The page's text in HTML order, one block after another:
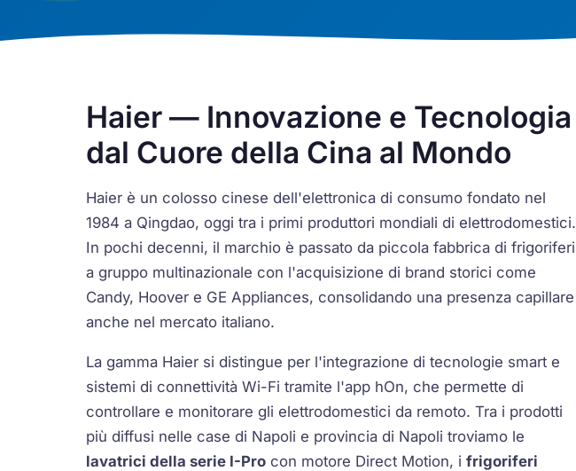
Haier — Innovazione e Tecnologia
dal Cuore della Cina al Mondo
Haier è un colosso cinese dell'elettronica di consumo fondato nel
1984 a Qingdao, oggi tra i primi produttori mondiali di elettrodomestici.
In pochi decenni, il marchio è passato da piccola fabbrica di frigoriferi
a gruppo multinazionale con l'acquisizione di brand storici come
Candy, Hoover e GE Appliances, consolidando una presenza capillare
anche nel mercato italiano.
La gamma Haier si distingue per l'integrazione di tecnologie smart e
sistemi di connettività Wi-Fi tramite l'app hOn, che permette di
controllare e monitorare gli elettrodomestici da remoto. Tra i prodotti
più diffusi nelle case di Napoli e provincia di Napoli troviamo le
lavatrici della serie I-Pro con motore Direct Motion, ifrigoriferi